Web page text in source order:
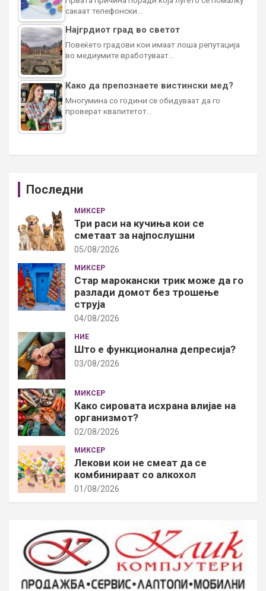
сакаат телефонски…
Најгрдиот град во светот
Повеќето градови кои имаат лоша репутација
во медиумите вработуваат…
Како да препознаете вистински мед?
Многумина со години се обидуваат да го
проверат квалитетот…
Последни
МИКСЕР
Три раси на кучиња кои се
сметаат за најпослушни
05/08/2026
МИКСЕР
Стар марокански трик може да го
разлади домот без трошење
струја
04/08/2026
НИЕ
Што е функционална депресија?
03/08/2026
МИКСЕР
Како сировата исхрана влијае на
организмот?
02/08/2026
МИКСЕР
Лекови кои не смеат да се
комбинираат со алкохол
01/08/2026